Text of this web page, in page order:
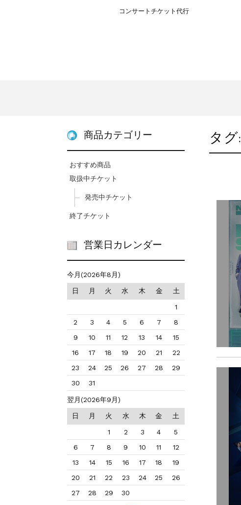
コンサートチケット代行
タグ:
商品カテゴリー
おすすめ商品
取扱中チケット
発売中チケット
終了チケット
営業日カレンダー
今月(2026年8月)
日 月 火 水 木 金 土
1
2
3 4 5 6 7
8
9
10 11 12 13 14
15
16
17 18 19 20 21
22
23
24 25 26 27 28
29
30
31
翌月(2026年9月)
日 月 火 水 木 金 土
1 2 3 4
5
6
7 8 9 10 11
12
13
14 15 16 17 18
19
20
21 22 23 24 25
26
27
28 29 30